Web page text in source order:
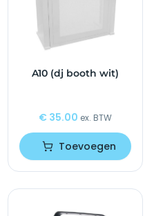
A10 (dj booth wit)
€ 35.00 ex. BTW
Toevoegen